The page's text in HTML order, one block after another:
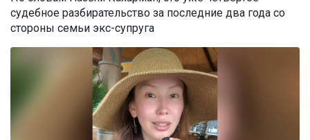
судебное разбирательство за последние два года со
стороны семьи экс-супруга